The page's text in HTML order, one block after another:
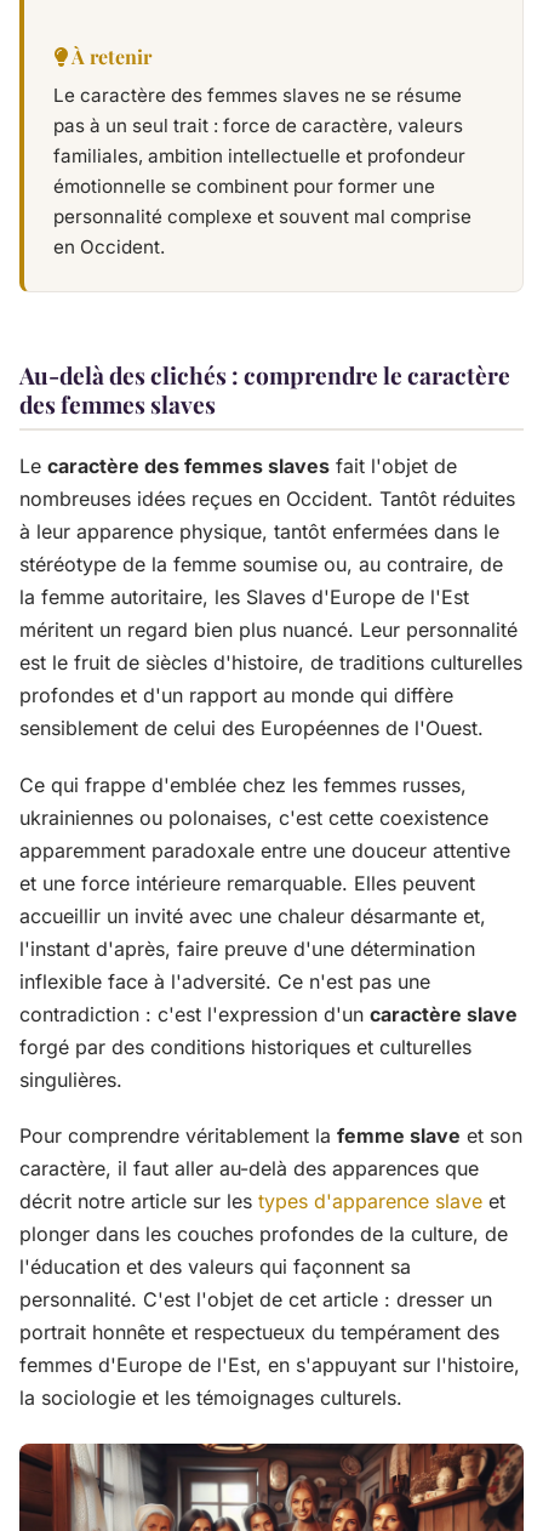
À retenir
Le caractère des femmes slaves ne se résume
pas à un seul trait : force de caractère, valeurs
familiales, ambition intellectuelle et profondeur
émotionnelle se combinent pour former une
personnalité complexe et souvent mal comprise
en Occident.
Au-delà des clichés : comprendre le caractère
des femmes slaves
Le caractère des femmes slaves fait l'objet de
nombreuses idées reçues en Occident. Tantôt réduites
à leur apparence physique, tantôt enfermées dans le
stéréotype de la femme soumise ou, au contraire, de
la femme autoritaire, les Slaves d'Europe de l'Est
méritent un regard bien plus nuancé. Leur personnalité
est le fruit de siècles d'histoire, de traditions culturelles
profondes et d'un rapport au monde qui diffère
sensiblement de celui des Européennes de l'Ouest.
Ce qui frappe d'emblée chez les femmes russes,
ukrainiennes ou polonaises, c'est cette coexistence
apparemment paradoxale entre une douceur attentive
et une force intérieure remarquable. Elles peuvent
accueillir un invité avec une chaleur désarmante et,
l'instant d'après, faire preuve d'une détermination
inflexible face à l'adversité. Ce n'est pas une
contradiction : c'est l'expression d'un caractère slave
forgé par des conditions historiques et culturelles
singulières.
Pour comprendre véritablement la femme slave et son
caractère, il faut aller au-delà des apparences que
décrit notre article sur les types d'apparence slave et
plonger dans les couches profondes de la culture, de
l'éducation et des valeurs qui façonnent sa
personnalité. C'est l'objet de cet article : dresser un
portrait honnête et respectueux du tempérament des
femmes d'Europe de l'Est, en s'appuyant sur l'histoire,
la sociologie et les témoignages culturels.